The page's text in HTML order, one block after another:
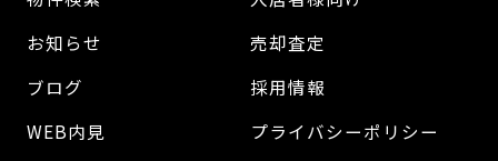
お知らせ
ブログ
WEB内見
売却査定
採用情報
プライバシーポリシー